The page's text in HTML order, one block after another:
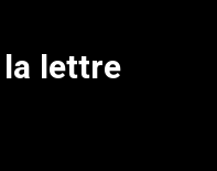
lettre